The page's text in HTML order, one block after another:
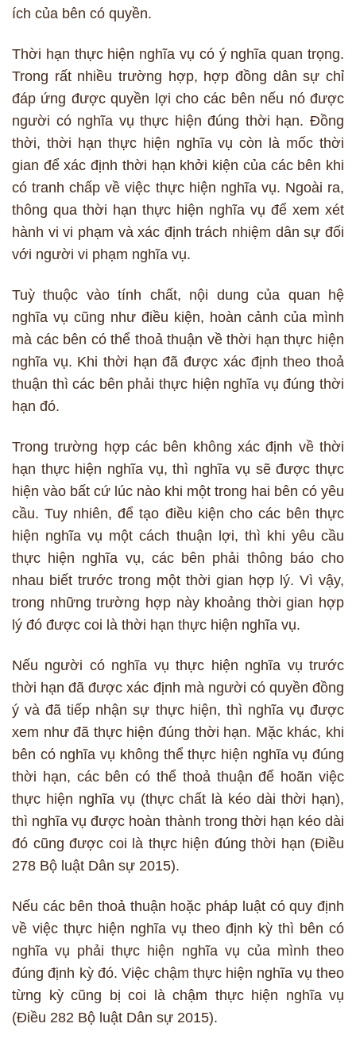
ích của bên có quyền.
Thời hạn thực hiện nghĩa vụ có ý nghĩa quan trọng.
Trong rất nhiều trường hợp, hợp đồng dân sự chỉ
đáp ứng được quyền lợi cho các bên nếu nó được
người có nghĩa vụ thực hiện đúng thời hạn. Đồng
thời, thời hạn thực hiện nghĩa vụ còn là mốc thời
gian để xác định thời hạn khởi kiện của các bên khi
có tranh chấp về việc thực hiện nghĩa vụ. Ngoài ra,
thông qua thời hạn thực hiện nghĩa vụ để xem xét
hành vi vi phạm và xác định trách nhiệm dân sự đối
với người vi phạm nghĩa vụ.
Tuỳ thuộc vào tính chất, nội dung của quan hệ
nghĩa vụ cũng như điều kiện, hoàn cảnh của mình
mà các bên có thể thoả thuận về thời hạn thực hiện
nghĩa vụ. Khi thời hạn đã được xác định theo thoả
thuận thì các bên phải thực hiện nghĩa vụ đúng thời
hạn đó.
Trong trường hợp các bên không xác định về thời
hạn thực hiện nghĩa vụ, thì nghĩa vụ sẽ được thực
hiện vào bất cứ lúc nào khi một trong hai bên có yêu
cầu. Tuy nhiên, để tạo điều kiện cho các bên thực
hiện nghĩa vụ một cách thuận lợi, thì khi yêu cầu
thực hiện nghĩa vụ, các bên phải thông báo cho
nhau biết trước trong một thời gian hợp lý. Vì vậy,
trong những trường hợp này khoảng thời gian hợp
lý đó được coi là thời hạn thực hiện nghĩa vụ.
Nếu người có nghĩa vụ thực hiện nghĩa vụ trước
thời hạn đã được xác định mà người có quyền đồng
ý và đã tiếp nhận sự thực hiện, thì nghĩa vụ được
xem như đã thực hiện đúng thời hạn. Mặc khác, khi
bên có nghĩa vụ không thể thực hiện nghĩa vụ đúng
thời hạn, các bên có thể thoả thuận để hoãn việc
thực hiện nghĩa vụ (thực chất là kéo dài thời hạn),
thì nghĩa vụ được hoàn thành trong thời hạn kéo dài
đó cũng được coi là thực hiện đúng thời hạn (Điều
278 Bộ luật Dân sự 2015).
Nếu các bên thoả thuận hoặc pháp luật có quy định
về việc thực hiện nghĩa vụ theo định kỳ thì bên có
nghĩa vụ phải thực hiện nghĩa vụ của mình theo
đúng định kỳ đó. Việc chậm thực hiện nghĩa vụ theo
từng kỳ cũng bị coi là chậm thực hiện nghĩa vụ
(Điều 282 Bộ luật Dân sự 2015).